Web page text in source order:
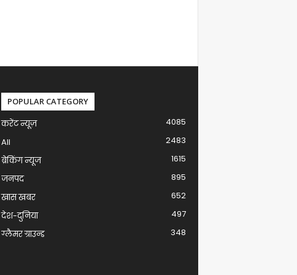
POPULAR CATEGORY
करेंट न्यूज़
4085
All
2483
ब्रेकिंग न्यूज
1615
जनपद
895
खास खबर
652
देश-दुनिया
497
ग्लैमर ग्राउन्ड
348